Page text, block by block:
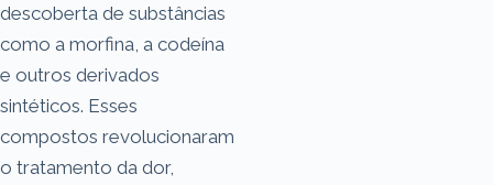
descoberta de substâncias
como a morfina, a codeína
e outros derivados
sintéticos. Esses
compostos revolucionaram
o tratamento da dor,